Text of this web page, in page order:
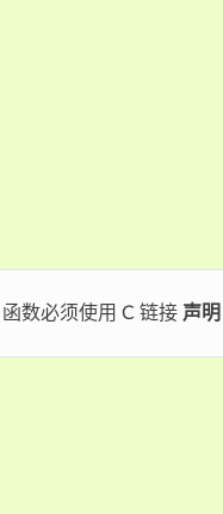
数必须使用 C 链接 声明